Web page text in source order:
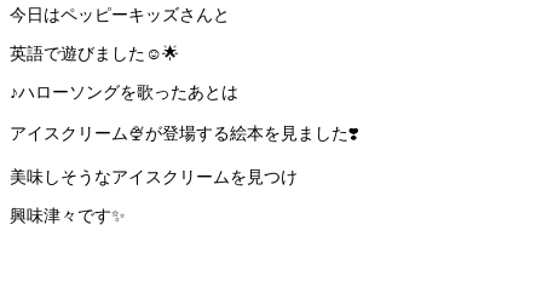
今日はペッピーキッズさんと
英語で遊びました☺️🌟
♪ハローソングを歌ったあとは
アイスクリーム🍨が登場する絵本を見ました❣️
美味しそうなアイスクリームを見つけ
興味津々です✨